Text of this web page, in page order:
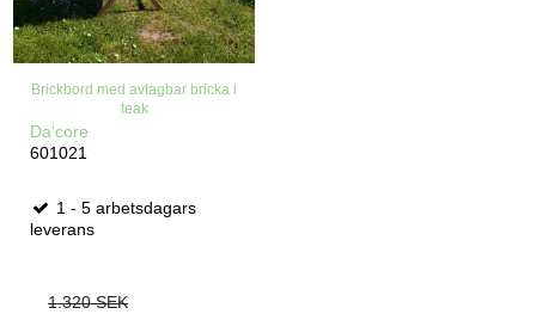
Brickbord med avtagbar bricka i
teak
Da'core
601021
1 - 5 arbetsdagars
leverans
1.320 SEK